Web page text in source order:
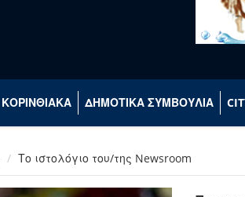
ΚΟΡΙΝΘΙΑΚΑ ΔΗΜΟΤΙΚΑ ΣΥΜΒΟΥΛΙΑ
Το ιστολόγιο του/της Newsroom